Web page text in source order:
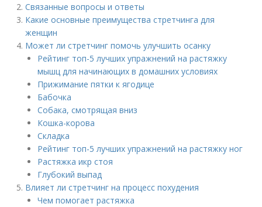
Связанные вопросы и ответы
Какие основные преимущества стретчинга для
женщин
Может ли стретчинг помочь улучшить осанку
Рейтинг топ-5 лучших упражнений на растяжку
мышц для начинающих в домашних условиях
Прижимание пятки к ягодице
Бабочка
Собака, смотрящая вниз
Кошка-корова
Складка
Рейтинг топ-5 лучших упражнений на растяжку ног
Растяжка икр стоя
Глубокий выпад
Влияет ли стретчинг на процесс похудения
Чем помогает растяжка